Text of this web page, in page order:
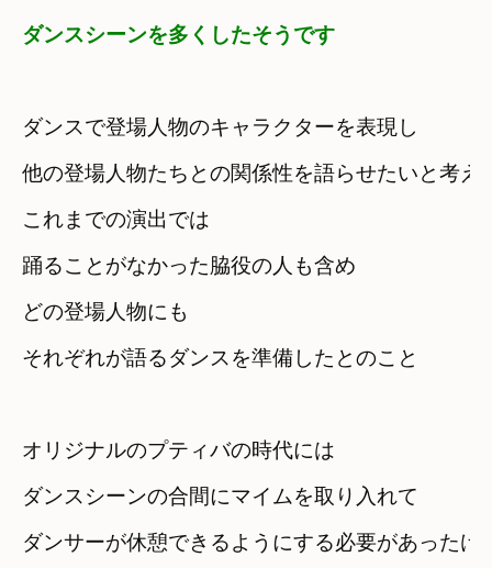
ダンスシーンを多くしたそうです
ダンスで登場人物のキャラクターを表現し
他の登場人物たちとの関係性を語らせたいと考え
これまでの演出では
踊ることがなかった脇役の人も含め
どの登場人物にも
それぞれが語るダンスを準備したとのこと
オリジナルのプティバの時代には
ダンスシーンの合間にマイムを取り入れて
ダンサーが休憩できるようにする必要があったけ